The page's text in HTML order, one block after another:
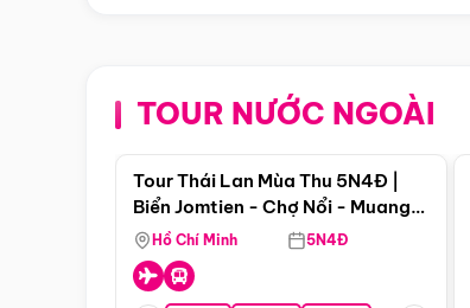
TOUR NƯỚC NGOÀI
Điểm nổi bật
Tour Thái Lan Mùa Thu 5N4Đ |
Biển Jomtien - Chợ Nổi - Muang
Boran - Suanthai
Hồ Chí Minh 5N4Đ